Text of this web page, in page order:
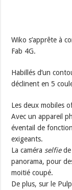
Wiko s’apprête à
Fab 4G.
Habillés d’un
déclinent en 5
Les deux mobiles
Avec un appareil
éventail de
exigeants.
La caméra selfiede
panorama, pour
moitié coupé.
De plus, sur le